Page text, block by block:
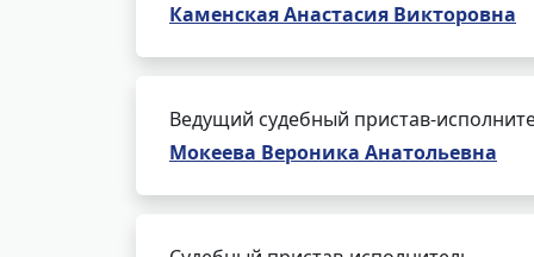
Каменская Анастасия Викторовна
Ведущий судебный пристав-
Мокеева Вероника Анатольевна